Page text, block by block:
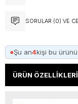
SORULAR (0) VE
●Şu an4kişi bu
ÜRÜN ÖZELLIKLERI